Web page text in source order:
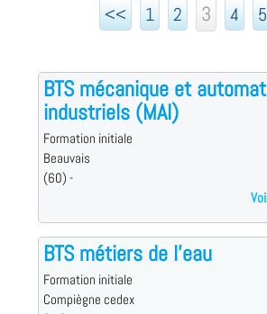
<< 1 2 3 4 5
BTS mécanique et
industriels (MAI)
Formation initiale
Beauvais
(60) -
BTS métiers de l'eau
Formation initiale
Compiègne cedex